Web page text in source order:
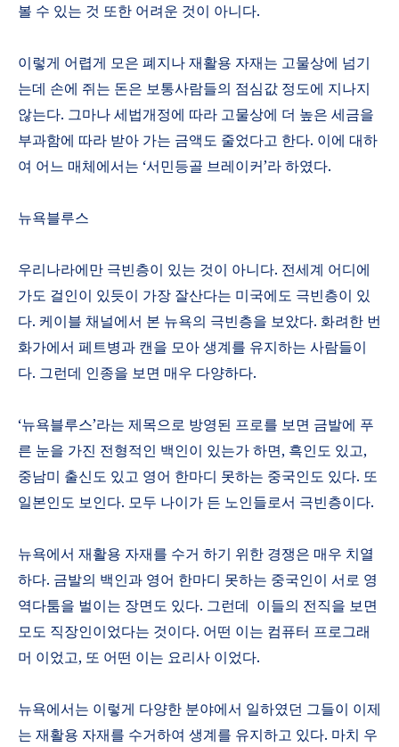
볼 수 있는 것 또한 어려운 것이 아니다.
이렇게 어렵게 모은 폐지나 재활용 자재는 고물상에 넘기
는데 손에 쥐는 돈은 보통사람들의 점심값 정도에 지나지
않는다. 그마나 세법개정에 따라 고물상에 더 높은 세금을
부과함에 따라 받아 가는 금액도 줄었다고 한다. 이에 대하
여 어느 매체에서는 ‘서민등골 브레이커’라 하였다.
뉴욕블루스
우리나라에만 극빈층이 있는 것이 아니다. 전세계 어디에
가도 걸인이 있듯이 가장 잘산다는 미국에도 극빈층이 있
다. 케이블 채널에서 본 뉴욕의 극빈층을 보았다. 화려한 번
화가에서 페트병과 캔을 모아 생계를 유지하는 사람들이
다. 그런데 인종을 보면 매우 다양하다.
‘뉴욕블루스’라는 제목으로 방영된 프로를 보면 금발에 푸
른 눈을 가진 전형적인 백인이 있는가 하면, 흑인도 있고,
중남미 출신도 있고 영어 한마디 못하는 중국인도 있다. 또
일본인도 보인다. 모두 나이가 든 노인들로서 극빈층이다.
뉴욕에서 재활용 자재를 수거 하기 위한 경쟁은 매우 치열
하다. 금발의 백인과 영어 한마디 못하는 중국인이 서로 영
역다툼을 벌이는 장면도 있다. 그런데 이들의 전직을 보면
모도 직장인이었다는 것이다. 어떤 이는 컴퓨터 프로그래
머 이었고, 또 어떤 이는 요리사 이었다.
뉴욕에서는 이렇게 다양한 분야에서 일하였던 그들이 이제
는 재활용 자재를 수거하여 생계를 유지하고 있다. 마치 우